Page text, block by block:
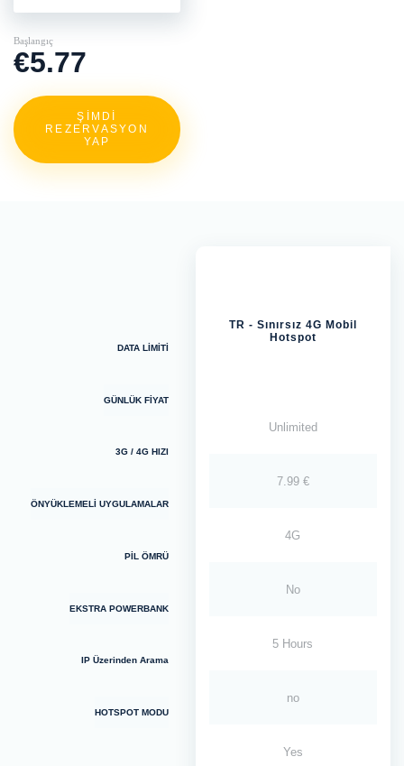
Başlangıç
€5.77
ŞİMDİ
REZERVASYON
YAP
DATA LİMİTİ
GÜNLÜK FİYAT
3G / 4G HIZI
ÖNYÜKLEMELİ UYGULAMALAR
PİL ÖMRÜ
EKSTRA POWERBANK
IP Üzerinden Arama
HOTSPOT MODU
TR - Sınırsız 4G Mobil
Hotspot
Unlimited
7.99 €
4G
No
5 Hours
no
Yes